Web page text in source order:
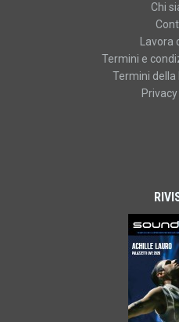
Chi
Lavora
Termini e
Termini